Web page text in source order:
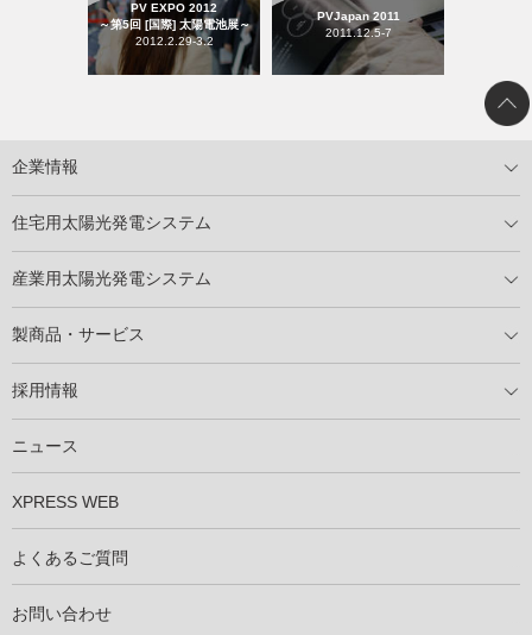
PV EXPO 2012
～第5回 [国際] 太陽電池展～
2012.2.29-3.2
PVJapan 2011
2011.12.5-7
企業情報
住宅用太陽光発電システム
産業用太陽光発電システム
製商品・サービス
採用情報
ニュース
XPRESS WEB
よくあるご質問
お問い合わせ